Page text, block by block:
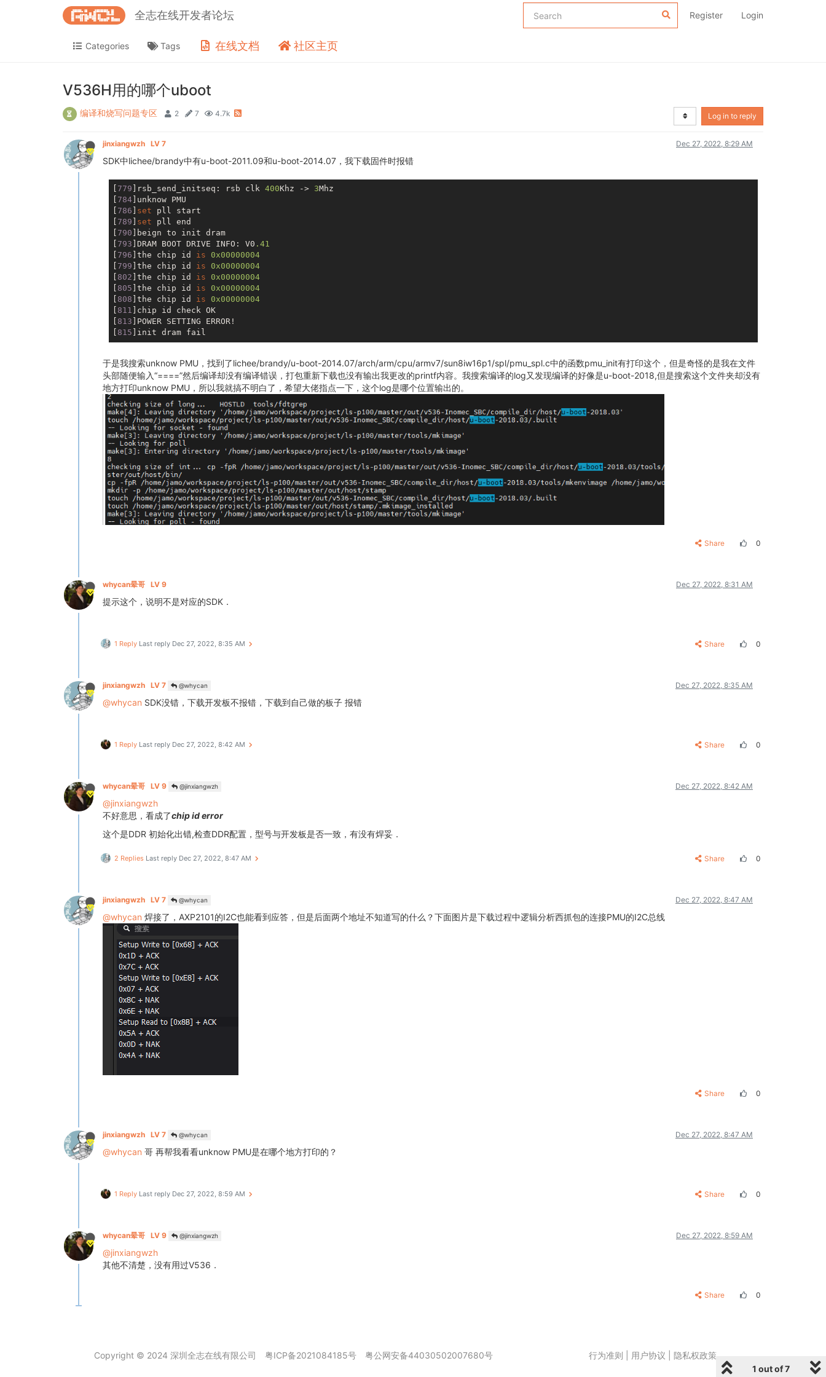
全志在线开发者论坛 Register Login
Categories Tags 在线文档 社区主页
V536H用的哪个uboot
编译和烧写问题专区 2 7 4.7k Log in to reply
jinxiangwzh LV 7 Dec 27, 2022, 8:29 AM
SDK中lichee/brandy中有u-boot-2011.09和u-boot-2014.07，我下载固件时报错
779 ]rsb_send_initseq: rsb clk 400Khz -> 3Mhz
784 ]unknow PMU
786 set pll start
789 set pll end
790 ]beign to init dram
793 ]DRAM BOOT DRIVE INFO: V0 .41
796 ]the chip id is
0x00000004
799 ]the chip id is
0x00000004
802 ]the chip id is
0x00000004
805 ]the chip id is
0x00000004
808 ]the chip id is
0x00000004
811 ]chip id check OK
813 ]POWER SETTING ERROR!
815
于是我搜索unknow PMU，找到了lichee/brandy/u-boot-2014.07/arch/arm/cpu/armv7/sun8iw16p1/spl/pmu_spl.c中的函数pmu_init有打印这个，但是奇怪的是我在文件
头部随便输入“====”然后编译却没有编译错误，打包重新下载也没有输出我更改的printf内容。我搜索编译的log又发现编译的好像是u-boot-2018,但是搜索这个文件夹却没有
地方打印unknow PMU，所以我就搞不明白了，希望大佬指点一下，这个log是哪个位置输出的。
Share 0
whycan晕哥 LV 9 Dec 27, 2022, 8:31 AM
提示这个，说明不是对应的SDK．
1 Reply Last reply Dec 27, 2022, 8:35 AM Share 0
jinxiangwzh LV 7 @whycan Dec 27, 2022, 8:35 AM
@whycan SDK没错，下载开发板不报错，下载到自己做的板子 报错
1 Reply Last reply Dec 27, 2022, 8:42 AM Share 0
whycan晕哥 LV 9 @jinxiangwzh Dec 27, 2022, 8:42 AM
@jinxiangwzh
不好意思，看成了chip id error
这个是DDR 初始化出错,检查DDR配置，型号与开发板是否一致，有没有焊妥．
2 Replies Last reply Dec 27, 2022, 8:47 AM Share 0
jinxiangwzh LV 7 @whycan Dec 27, 2022, 8:47 AM
@whycan 焊接了，AXP2101的I2C也能看到应答，但是后面两个地址不知道写的什么？下面图片是下载过程中逻辑分析西抓包的连接PMU的I2C总线
Share 0
jinxiangwzh LV 7 @whycan Dec 27, 2022, 8:47 AM
@whycan 哥 再帮我看看unknow PMU是在哪个地方打印的？
1 Reply Last reply Dec 27, 2022, 8:59 AM Share 0
whycan晕哥 LV 9 @jinxiangwzh Dec 27, 2022, 8:59 AM
@jinxiangwzh
其他不清楚，没有用过V536．
Share 0
1 out of 7
Copyright © 2024 深圳全志在线有限公司 粤ICP备2021084185号 粤公网安备44030502007680号 行为准则 用户协议 隐私权政策